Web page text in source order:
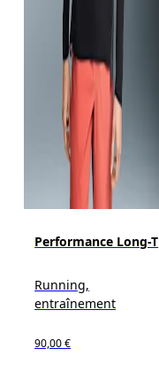
Performance Long-T
Running,
entraînement
90,00 €